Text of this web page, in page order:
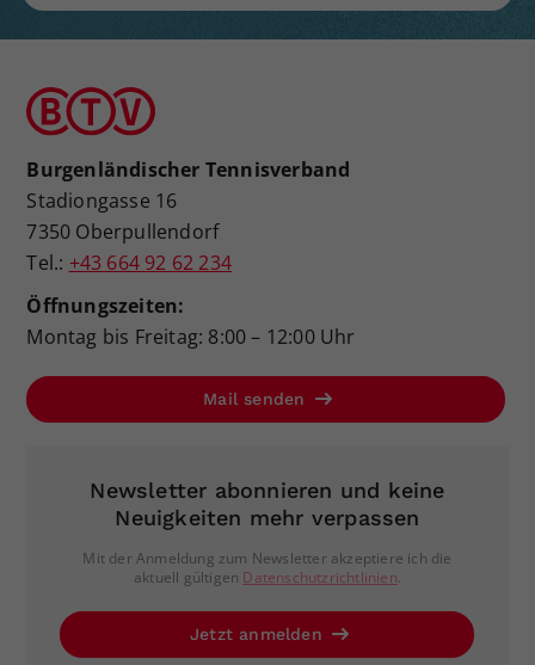
Burgenländischer Tennisverband
Stadiongasse 16
7350 Oberpullendorf
Tel.: +43 664 92 62 234
Öffnungszeiten:
Montag bis Freitag: 8:00 – 12:00 Uhr
Mail senden
Newsletter abonnieren und keine
Neuigkeiten mehr verpassen
Mit der Anmeldung zum Newsletter akzeptiere ich die
aktuell gültigen Datenschutzrichtlinien.
Jetzt anmelden